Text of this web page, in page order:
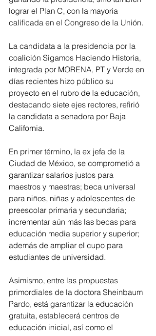
lograr el Plan C, con la mayoría
calificada en el Congreso de la Unión.
La candidata a la presidencia por la
coalición Sigamos Haciendo Historia,
integrada por MORENA, PT y Verde en
días recientes hizo público su
proyecto en el rubro de la educación,
destacando siete ejes rectores, refirió
la candidata a senadora por Baja
California.
En primer término, la ex jefa de la
Ciudad de México, se comprometió a
garantizar salarios justos para
maestros y maestras; beca universal
para niños, niñas y adolescentes de
preescolar primaria y secundaria;
incrementar aún más las becas para
educación media superior y superior;
además de ampliar el cupo para
estudiantes de universidad.
Asimismo, entre las propuestas
primordiales de la doctora Sheinbaum
Pardo, está garantizar la educación
gratuita, establecerá centros de
educación inicial, así como el